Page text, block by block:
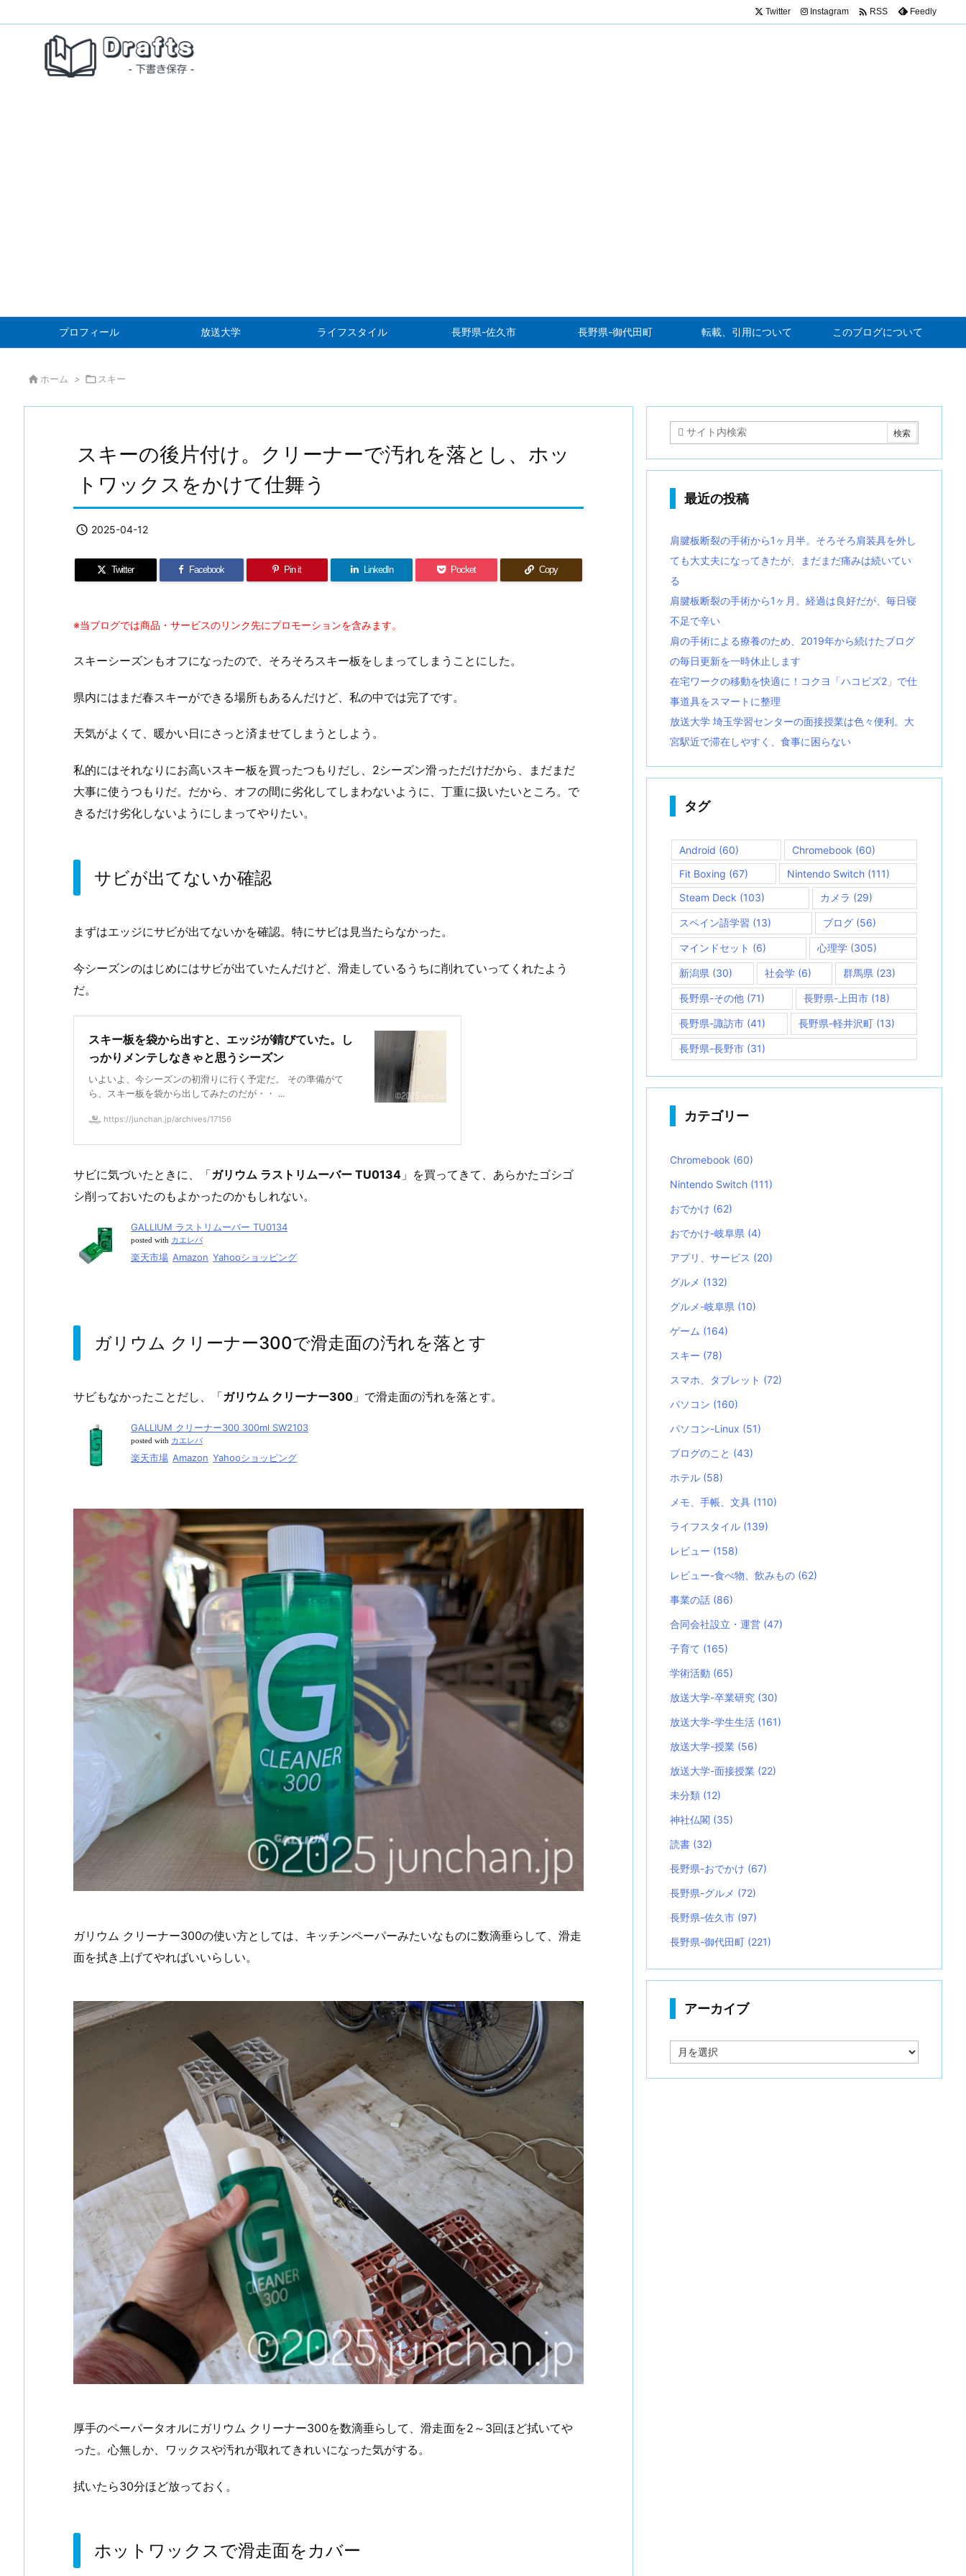
プロフィール 放送大学 ライフスタイル 長野県-佐久市 長野県-御代田町 転載、引用について このブログについて
Twitter Instagram  RSS Feedly
 ホーム >  スキー
スキーの後片付け。クリーナーで汚れを落とし、ホッ
トワックスをかけて仕舞う
 2025-04-12
Twitter Facebook Pin it LinkedIn Pocket Copy
※当ブログでは商品・サービスのリンク先にプロモーションを含みます。
スキーシーズンもオフになったので、そろそろスキー板をしまってしまうことにした。
県内にはまだ春スキーができる場所もあるんだけど、私の中では完了です。
天気がよくて、暖かい日にさっと済ませてしまうとしよう。
私的にはそれなりにお高いスキー板を買ったつもりだし、2シーズン滑っただけだから、まだまだ
大事に使うつもりだ。だから、オフの間に劣化してしまわないように、丁重に扱いたいところ。で
きるだけ劣化しないようにしまってやりたい。
サビが出てないか確認
まずはエッジにサビが出てないかを確認。特にサビは見当たらなかった。
今シーズンのはじめにはサビが出ていたんだけど、滑走しているうちに削れていってくれたよう
だ。
スキー板を袋から出すと、エッジが錆びていた。し
っかりメンテしなきゃと思うシーズン
いよいよ、今シーズンの初滑りに行く予定だ。 その準備がて
ら、スキー板を袋から出してみたのだが・・ ...
https://junchan.jp/archives/17156
サビに気づいたときに、「ガリウム ラストリムーバー TU0134 」を買ってきて、あらかたゴシゴ
シ削っておいたのもよかったのかもしれない。
GALLIUM ラストリムーバー TU0134
posted with カエレバ
楽天市場 Amazon Yahooショッピング
ガリウム クリーナー300で滑走面の汚れを落とす
サビもなかったことだし、「ガリウム クリーナー300 」で滑走面の汚れを落とす。
GALLIUM クリーナー300 300ml SW2103
posted with カエレバ
楽天市場 Amazon Yahooショッピング
ガリウム クリーナー300の使い方としては、キッチンペーパーみたいなものに数滴垂らして、滑走
面を拭き上げてやればいいらしい。
厚手のペーパータオルにガリウム クリーナー300を数滴垂らして、滑走面を2～3回ほど拭いてや
った。心無しか、ワックスや汚れが取れてきれいになった気がする。
拭いたら30分ほど放っておく。
ホットワックスで滑走面をカバー
最近の投稿
肩腱板断裂の手術から1ヶ月半。そろそろ肩装具を外し
ても大丈夫になってきたが、まだまだ痛みは続いてい
る
肩腱板断裂の手術から1ヶ月。経過は良好だが、毎日寝
不足で辛い
肩の手術による療養のため、2019年から続けたブログ
の毎日更新を一時休止します
在宅ワークの移動を快適に！コクヨ「ハコビズ2」で仕
事道具をスマートに整理
放送大学 埼玉学習センターの面接授業は色々便利。大
宮駅近で滞在しやすく、食事に困らない
タグ
Android (60) Chromebook (60)
Fit Boxing (67) Nintendo Switch(111)
Steam Deck (103) カメラ (29)
スペイン語学習 (13) ブログ (56)
マインドセット (6) 心理学 (305)
新潟県 (30) 社会学(6) 群馬県 (23)
長野県-その他 (71) 長野県-上田市(18)
長野県-諏訪市 (41) 長野県-軽井沢町 (13)
長野県-長野市 (31)
カテゴリー
Chromebook (60)
Nintendo Switch (111)
おでかけ (62)
おでかけ-岐阜県 (4)
アプリ、サービス (20)
グルメ (132)
グルメ-岐阜県 (10)
ゲーム (164)
スキー (78)
スマホ、タブレット (72)
パソコン (160)
パソコン-Linux (51)
ブログのこと (43)
ホテル (58)
メモ、手帳、文具 (110)
ライフスタイル (139)
レビュー (158)
レビュー-食べ物、飲みもの (62)
事業の話 (86)
合同会社設立・運営 (47)
子育て (165)
学術活動 (65)
放送大学-卒業研究 (30)
放送大学-学生生活 (161)
放送大学-授業 (56)
放送大学-面接授業 (22)
未分類 (12)
神社仏閣 (35)
読書 (32)
長野県-おでかけ (67)
長野県-グルメ (72)
長野県-佐久市 (97)
長野県-御代田町 (221)
アーカイブ
ー